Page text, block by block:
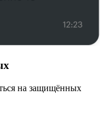
на защищённых